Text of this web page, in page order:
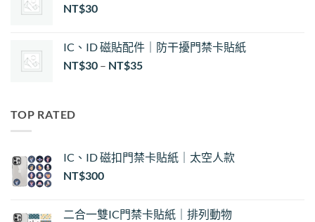
NT$30
IC、ID 磁貼配件｜防干擾門禁卡貼紙
NT$30 – NT$35價
NT$35
TOP RATED
IC、ID 磁扣門禁卡貼紙｜太空人款
NT$300
二合一雙IC門禁卡貼紙｜排列動物